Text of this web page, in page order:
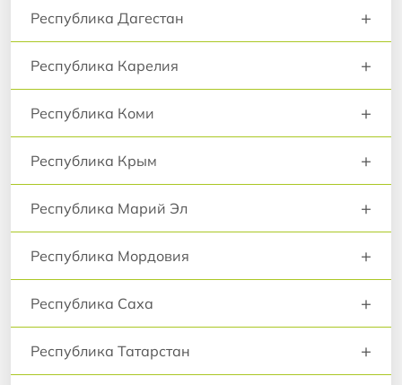
Республика Дагестан +
Республика Карелия +
Республика Коми +
Республика Крым +
Республика Марий Эл +
Республика Мордовия +
Республика Саха +
Республика Татарстан +